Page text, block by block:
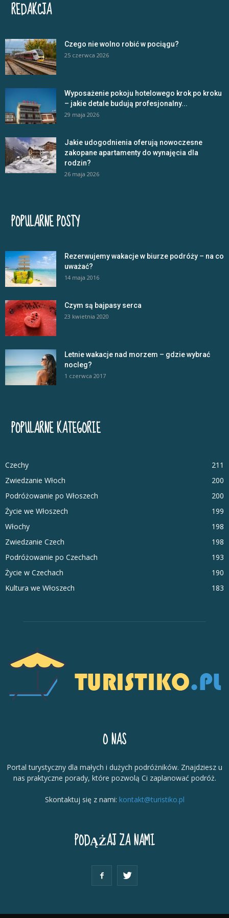
REDAKCJA
Czego nie wolno robić w pociągu?
25 czerwca 2026
Wyposażenie pokoju hotelowego krok po kroku
– jakie detale budują profesjonalny...
29 maja 2026
Jakie udogodnienia oferują nowoczesne
zakopane apartamenty do wynajęcia dla
rodzin?
26 maja 2026
POPULARNE POSTY
Rezerwujemy wakacje w biurze podróży – na co
uważać?
14 maja 2016
Czym są bajpasy serca
23 kwietnia 2020
Letnie wakacje nad morzem – gdzie wybrać
nocleg?
1 czerwca 2017
POPULARNE KATEGORIE
Czechy
211
Zwiedzanie Włoch
200
Podróżowanie po Włoszech
200
Życie we Włoszech
199
Włochy
198
Zwiedzanie Czech
198
Podróżowanie po Czechach
193
Życie w Czechach
190
Kultura we Włoszech
183
O NAS
Portal turystyczny dla małych i dużych podróżników. Znajdziesz u
nas praktyczne porady, które pozwolą Ci zaplanować podróż.
Skontaktuj się z nami: kontakt@turistiko.pl
PODĄŻAJ ZA NAMI